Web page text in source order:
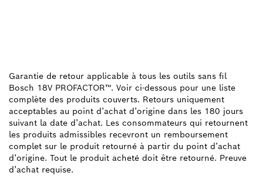
Garantie de retour applicable à tous les outils sans fil
Bosch 18V PROFACTOR™. Voir ci-dessous pour une liste
complète des produits couverts. Retours uniquement
acceptables au point d’achat d’origine dans les 180 jours
suivant la date d’achat. Les consommateurs qui retournent
les produits admissibles recevront un remboursement
complet sur le produit retourné à partir du point d’achat
d’origine. Tout le produit acheté doit être retourné. Preuve
d’achat requise.